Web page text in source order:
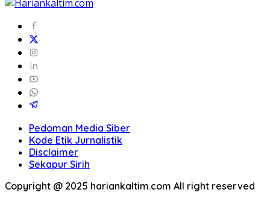
Pedoman Media Siber
Kode Etik Jurnalistik
Disclaimer
Sekapur Sirih
Copyright @ 2025 hariankaltim.com All right reserved